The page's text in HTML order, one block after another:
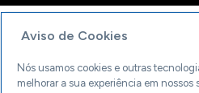
Aviso de Cookies
Nós usamos cookies e outras
melhorar a sua experiência em nossos